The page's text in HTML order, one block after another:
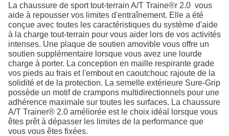
La chaussure de sport tout-terrain A/T Traine®r 2.0 vous
aide à repousser vos limites d'entraînement. Elle a été
conçue avec toutes les caractéristiques du système d'aide
à la charge tout-terrain pour vous aider lors de vos activités
intenses. Une plaque de soutien amovible vous offre un
soutien supplémentaire lorsque vous avez une lourde
charge à porter. La conception en maille respirante grade
vos pieds au frais et l'embout en caoutchouc rajoute de la
solidité et de la protection. La semelle extérieure Sure-Grip
possède un motif de crampons multidirectionnels pour une
adhérence maximale sur toutes les surfaces. La chaussure
A/T Trainer® 2.0 améliorée est le choix idéal lorsque vous
êtes prêt à dépasser les limites de la performance que
vous vous êtes fixées.